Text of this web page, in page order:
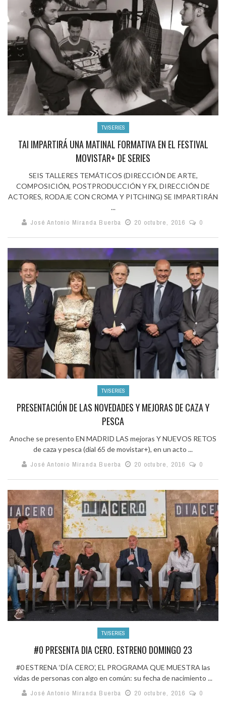
TV/SERIES
TAI IMPARTIRÁ UNA MATINAL FORMATIVA EN EL FESTIVAL
MOVISTAR+ DE SERIES
SEIS TALLERES TEMÁTICOS (DIRECCIÓN DE ARTE,
COMPOSICIÓN, POSTPRODUCCIÓN Y FX, DIRECCIÓN DE
ACTORES, RODAJE CON CROMA Y PITCHING) SE IMPARTIRÁN
...
José Antonio Miranda Buerba
20 octubre, 2016 0
TV/SERIES
PRESENTACIÓN DE LAS NOVEDADES Y MEJORAS DE CAZA Y
PESCA
Anoche se presento EN MADRID LAS mejoras Y NUEVOS RETOS
de caza y pesca (dial 65 de movistar+), en un acto ...
José Antonio Miranda Buerba
20 octubre, 2016 0
TV/SERIES
#0 PRESENTA DIA CERO. ESTRENO DOMINGO 23
#0 ESTRENA ‘DÍA CERO’, EL PROGRAMA QUE MUESTRA las
vidas de personas con algo en común: su fecha de nacimiento ...
José Antonio Miranda Buerba
20 octubre, 2016 0